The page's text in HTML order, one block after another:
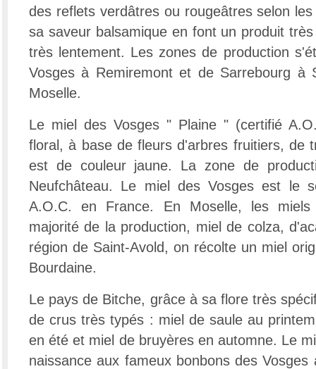
des reflets verdâtres ou rougeâtres selon
sa saveur balsamique en font un produit
très lentement. Les zones de production
Vosges à Remiremont et de Sarrebourg à
Moselle.
Le miel des Vosges " Plaine " (certifié
floral, à base de fleurs d'arbres fruitiers, de
est de couleur jaune. La zone de
Neufchâteau. Le miel des Vosges est le
A.O.C. en France. En Moselle, les
majorité de la production, miel de colza,
région de Saint-Avold, on récolte un miel
Bourdaine.
Le pays de Bitche, grâce à sa flore très
de crus très typés : miel de saule au
en été et miel de bruyères en automne. Le
naissance aux fameux bonbons des